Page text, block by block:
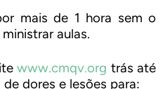
mais de 1 hora sem o
aulas.
www.cmqv.org trás até
dores e lesões para: